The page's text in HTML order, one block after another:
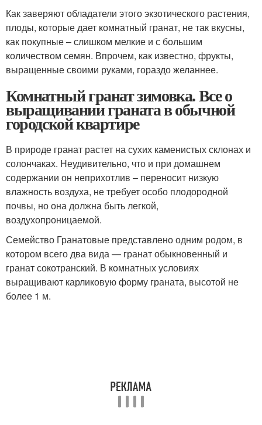
Как заверяют обладатели этого экзотического растения,
плоды, которые дает комнатный гранат, не так вкусны,
как покупные – слишком мелкие и с большим
количеством семян. Впрочем, как известно, фрукты,
выращенные своими руками, гораздо желаннее.
Комнатный гранат зимовка. Все о
выращивании граната в обычной
городской квартире
В природе гранат растет на сухих каменистых склонах и
солончаках. Неудивительно, что и при домашнем
содержании он неприхотлив – переносит низкую
влажность воздуха, не требует особо плодородной
почвы, но она должна быть легкой,
воздухопроницаемой.
Семейство Гранатовые представлено одним родом, в
котором всего два вида — гранат обыкновенный и
гранат сокотранский. В комнатных условиях
выращивают карликовую форму граната, высотой не
более 1 м.